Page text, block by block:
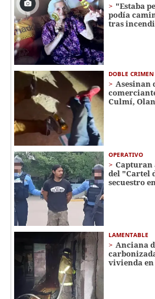
"Estaba
podía
tras
DOBLE CRIMEN
Asesinan
Culmí,
OPERATIVO
Capturan
del "Cartel
secuestro
LAMENTABLE
Anciana
vivienda en